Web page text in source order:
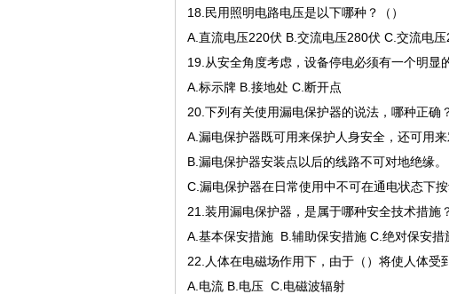
18.民用照明电路电压是以下哪种？（）
A.直流电压220伏 B.交流电压280伏 C.交流电
19.从安全角度考虑，设备停电必须有一个明显
A.标示牌 B.接地处 C.断开点
20.下列有关使用漏电保护器的说法，哪种正确
A.漏电保护器既可用来保护人身安全，还可用
B.漏电保护器安装点以后的线路不可对地绝缘。
C.漏电保护器在日常使用中不可在通电状态下
21.装用漏电保护器，是属于哪种安全技术措施
A.基本保安措施 B.辅助保安措施 C.绝对保安措
22.人体在电磁场作用下，由于（）将使人体受
A.电流 B.电压 C.电磁波辐射